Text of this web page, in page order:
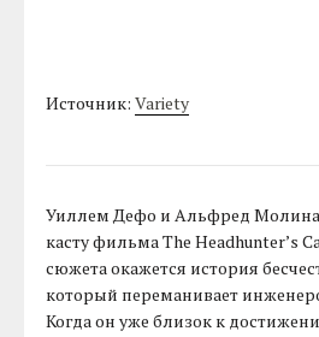
Источник:Variety
Уиллем Дефо и Альфред
касту фильма The Headhunter’s
сюжета окажется история
который переманивает
Когда он уже близок к